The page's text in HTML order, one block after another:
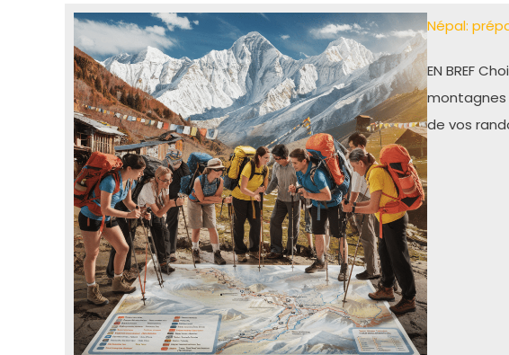
Népal:
EN BREF
montagnes
de vos